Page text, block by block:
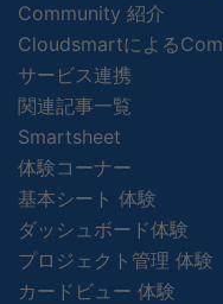
Community 紹介
Cloudsmartによる
サービス連携
関連記事一覧
Smartsheet
体験コーナー
基本シート 体験
ダッシュボード体験
プロジェクト管理 体験
カードビュー 体験